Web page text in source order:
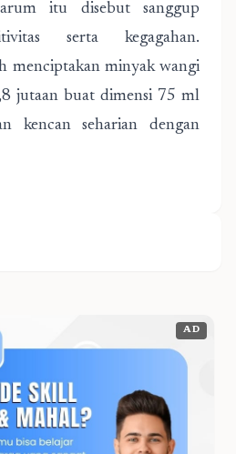
itu disebut sanggup
serta kegagahan.
menciptakan minyak wangi
jutaan buat dimensi 75 ml
kencan seharian dengan
AD